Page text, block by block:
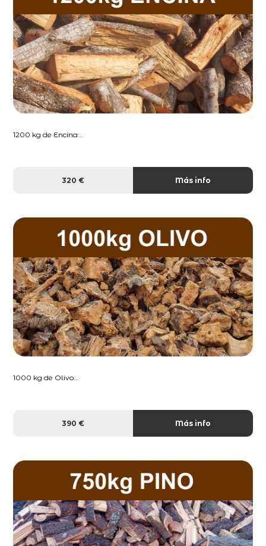
1200 kg de Encina...
320 € Más info
1000 kg de Olivo...
390 € Más info